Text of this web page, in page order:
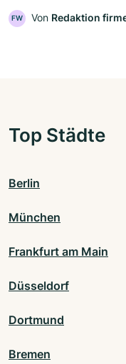
FW Von Redaktion
Top Städte
Berlin
München
Frankfurt am Main
Düsseldorf
Dortmund
Bremen